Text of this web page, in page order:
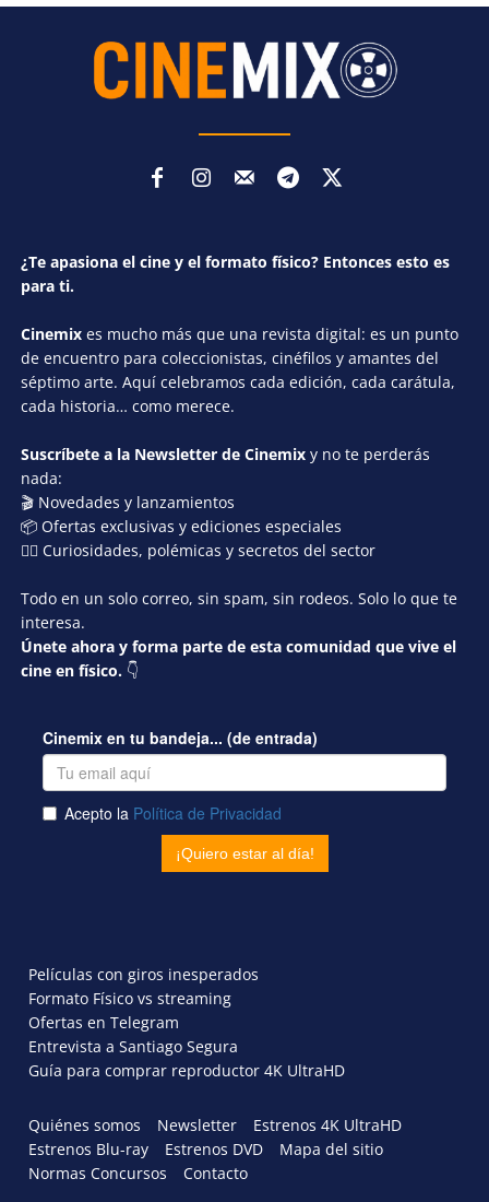
¿Te apasiona el cine y el formato físico? Entonces esto es
para ti.
Cinemix es mucho más que una revista digital: es un punto
de encuentro para coleccionistas, cinéfilos y amantes del
séptimo arte. Aquí celebramos cada edición, cada carátula,
cada historia… como merece.
Suscríbete a la Newsletter de Cinemix y no te perderás
nada:
🎬 Novedades y lanzamientos
📦 Ofertas exclusivas y ediciones especiales
🕵️‍♂️ Curiosidades, polémicas y secretos del sector
Todo en un solo correo, sin spam, sin rodeos. Solo lo que te
interesa.
Únete ahora y forma parte de esta comunidad que vive el
cine en físico. 👇
Películas con giros inesperados
Formato Físico vs streaming
Ofertas en Telegram
Entrevista a Santiago Segura
Guía para comprar reproductor 4K UltraHD
Quiénes somos Newsletter
Estrenos 4K UltraHD
Estrenos Blu-ray
Estrenos DVD
Mapa del sitio
Normas Concursos
Contacto